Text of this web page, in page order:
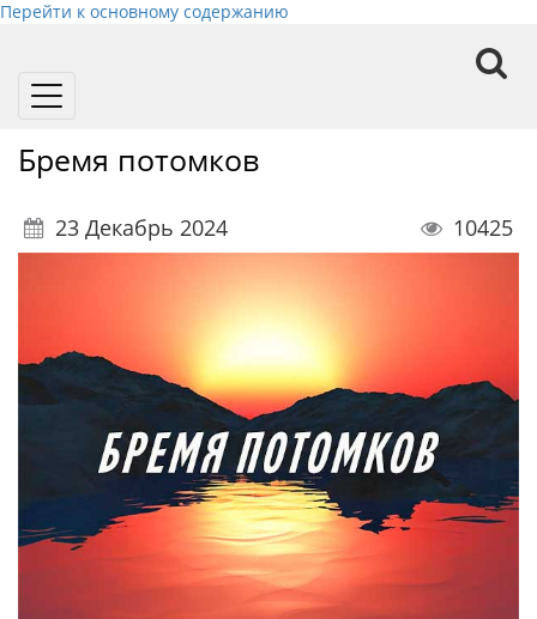
Перейти к основному содержанию
Toggle
Бремя потомков
23 Декабрь 2024 10425